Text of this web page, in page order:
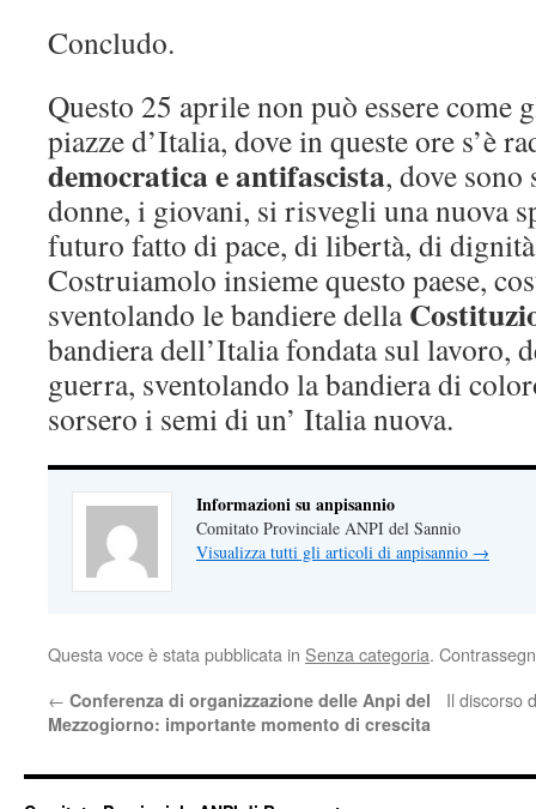
Concludo.
Questo 25 aprile non può essere come
piazze d’Italia, dove in queste ore s’è
democratica e antifascista, dove sono
donne, i giovani, si risvegli una nuova
futuro fatto di pace, di libertà, di
Costruiamolo insieme questo paese,
sventolando le bandiere della
bandiera dell’Italia fondata sul lavoro,
guerra, sventolando la bandiera di
sorsero i semi di un’ Italia nuova.
Informazioni su anpisannio
Comitato Provinciale ANPI del Sannio
Visualizza tutti gli articoli di anpisannio →
Questa voce è stata pubblicata in Senza categoria.
← Conferenza di organizzazione delle Anpi del
Mezzogiorno: importante momento di crescita
Il discorso